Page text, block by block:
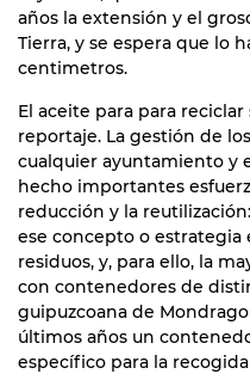
años la extensión y el
Tierra, y se espera que lo
centimetros.
El aceite para para
reportaje. La gestión de
cualquier ayuntamiento y
hecho importantes
reducción y la
ese concepto o estrategia
residuos, y, para ello, la
con contenedores de
guipuzcoana de
últimos años un
específico para la